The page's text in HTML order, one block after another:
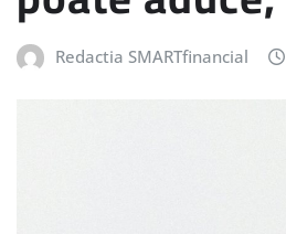
Redactia SMARTfinancial